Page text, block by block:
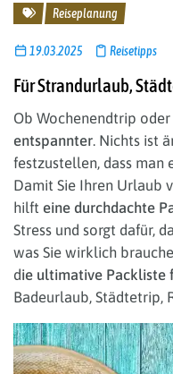
ReisethemenReiseplanung
19.03.2025 Reisetipps
Für Strandurlaub,
Ob Wochenendtrip oder
entspannter. Nichts ist
festzustellen, dass man
Damit Sie Ihren Urlaub
hilft eine durchdachte
Stress und sorgt dafür,
was Sie wirklich
die ultimative Packliste
Badeurlaub, Städtetrip,